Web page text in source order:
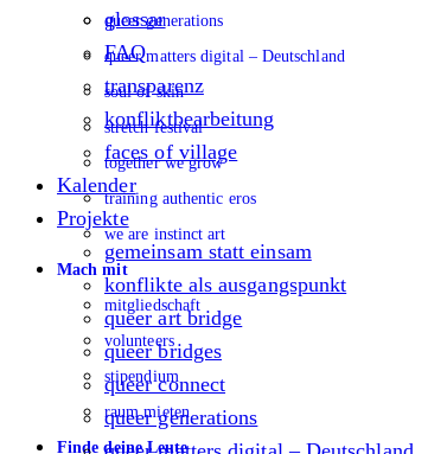
queer generations
queer matters digital – Deutschland
soul of skin
stretch festival
together we grow
training authentic eros
we are instinct art
Mach mit
mitgliedschaft
volunteers
stipendium
raum mieten
Finde deine Leute
glossar
FAQ
transparenz
konfliktbearbeitung
faces of village
Kalender
Projekte
gemeinsam statt einsam
konflikte als ausgangspunkt
queer art bridge
queer bridges
queer connect
queer generations